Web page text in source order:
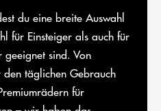
du eine breite Auswahl
für Einsteiger als auch für
geeignet sind. Von
täglichen Gebrauch
für